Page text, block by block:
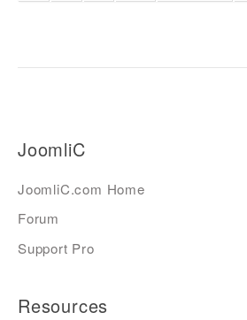
JoomliC
JoomliC.com Home
Forum
Support Pro
Resources